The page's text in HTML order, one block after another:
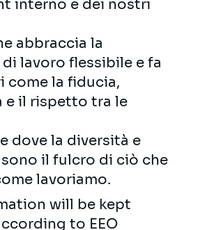
interno e dei nostri
abbraccia la
lavoro flessibile e fa
come la fiducia,
e il rispetto tra le
dove la diversità e
il fulcro di ciò che
lavoriamo.
will be kept
to EEO